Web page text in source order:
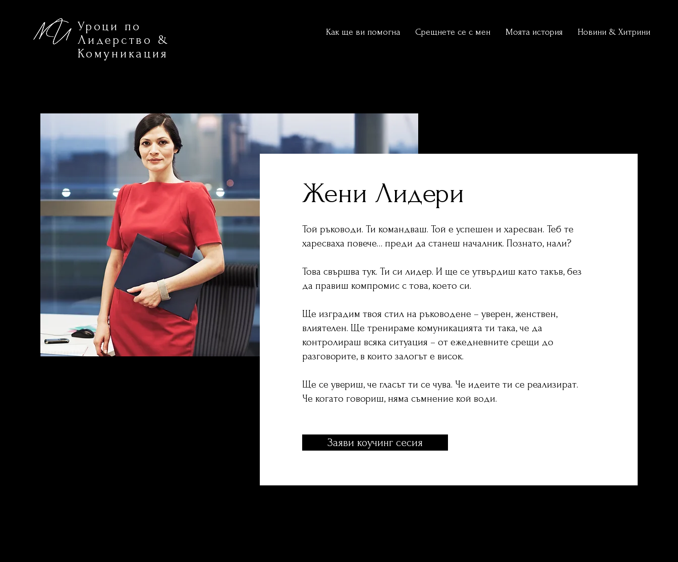
Уроци по
Лидерство &
Комуникация
Как ще ви помогна Срещнете се с мен Моята история Новини & Хитрини
Жени Лидери
Той ръководи. Ти командваш. Той е успешен и харесван. Теб те
харесваха повече… преди да станеш началник. Познато, нали?
Това свършва тук. Ти си лидер. И ще се утвърдиш като такъв, без
да правиш компромис с това, което си.
Ще изградим твоя стил на ръководене – уверен, женствен,
влиятелен. Ще тренираме комуникацията ти така, че да
контролираш всяка ситуация – от ежедневните срещи до
разговорите, в които залогът е висок.
Ще се увериш, че гласът ти се чува. Че идеите ти се реализират.
Че когато говориш, няма съмнение кой води.
Заяви коучинг сесия